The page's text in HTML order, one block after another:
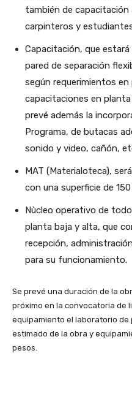
también de capacitación
carpinteros y
Capacitación, que
pared de separación
según requerimientos
capacitaciones en
prevé además la
Programa, de butacas
sonido y video, cañón,
MAT (Materialoteca),
con una superficie de
Nùcleo operativo de
planta baja y alta, que
recepción,
para su funcionamiento.
Se prevé una duración de la
próximo en la convocatoria de
equipamiento el laboratorio de
estimado de la obra y
pesos.